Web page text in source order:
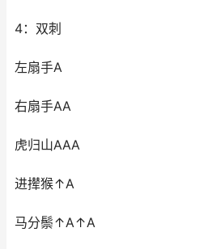
4：双刺
左扇手A
右扇手AA
虎归山AAA
进撵猴↑A
马分鬃↑A↑A